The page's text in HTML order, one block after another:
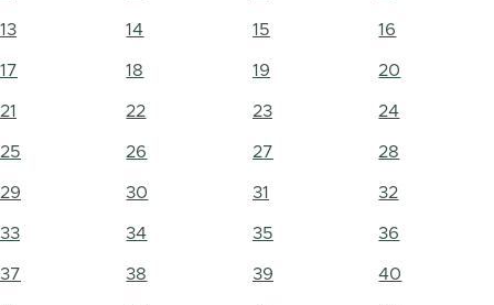
13 14 15 16
17 18 19 20
21 22 23 24
25 26 27 28
29 30 31 32
33 34 35 36
37 38 39 40